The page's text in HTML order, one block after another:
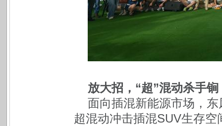
放大招，“超”混动杀手锏
面向插混新能源市场，
超混动冲击插混SUV生存空